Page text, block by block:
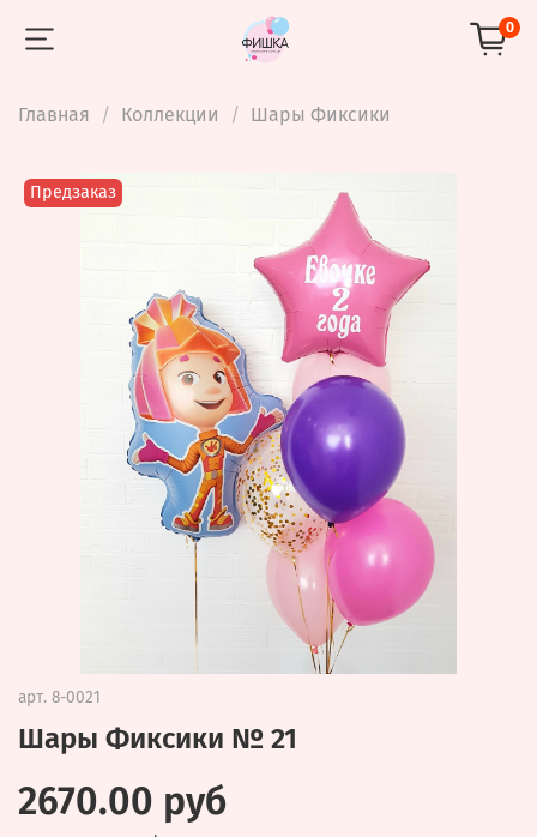
0
Главная Коллекции Шары Фиксики
Предзаказ
арт. 8-0021
Шары Фиксики № 21
2670.00 руб